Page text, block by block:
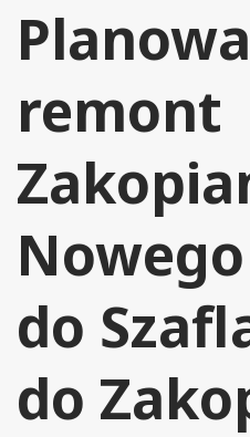
remont
do
do